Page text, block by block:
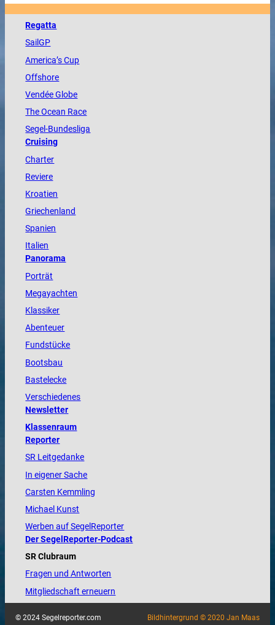
Regatta
SailGP
America’s Cup
Offshore
VendéeGlobe
TheOcean Race
Segel-Bundesliga
Cruising
Charter
Reviere
Kroatien
Griechenland
Spanien
Italien
Panorama
Porträt
Megayachten
Klassiker
Abenteuer
Fundstücke
Bootsbau
Bastelecke
Verschiedenes
Newsletter
Klassenraum
Reporter
SR Leitgedanke
In eigener Sache
Carsten Kemmling
Michael Kunst
Werben auf SegelReporter
Der SegelReporter-Podcast
SR Clubraum
Fragen und Antworten
Mitgliedschaft erneuern
© 2024 Segelreporter.com Bildhintergrund © 2020 Jan Maas